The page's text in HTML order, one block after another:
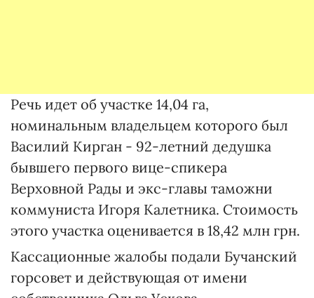
Речь идет об участке 14,04 га,
номинальным владельцем которого был
Василий Кирган - 92-летний дедушка
бывшего первого вице-спикера
Верховной Рады и экс-главы таможни
коммуниста Игоря Калетника. Стоимость
этого участка оценивается в 18,42 млн грн.
Кассационные жалобы подали Бучанский
горсовет и действующая от имени